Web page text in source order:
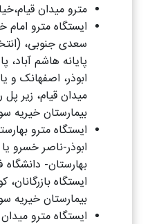
مترو میدان
ایستگاه مترو امام
سعدی جنوبی،
پایانه هاشم آباد،
ابوذر، اصفهانک و
میدان قیام، زیر
بیمارستان خیریه
ایستگاه مترو
ابوذر-ناصر خسرو
بهارستان-
ایستگاه
بیمارستان خیریه